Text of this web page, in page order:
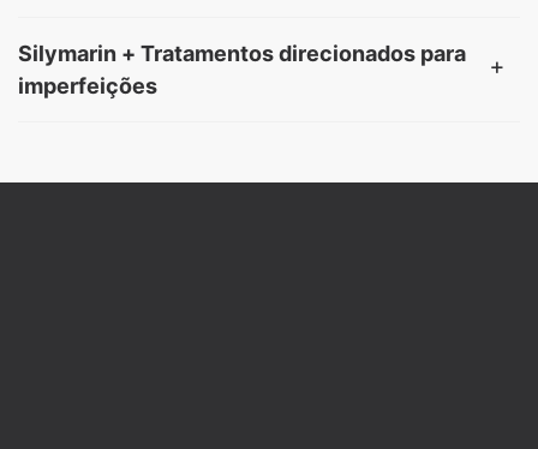
Silymarin + Tratamentos direcionados para
imperfeições